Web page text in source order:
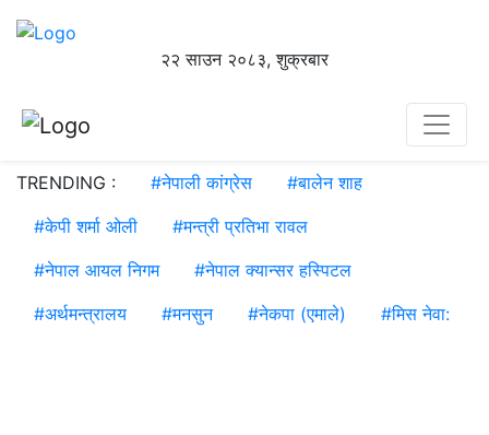
२२ साउन २०८३, शुक्रबार
TRENDING : #नेपाली कांग्रेस #बालेन शाह
#केपी शर्मा ओली #मन्त्री प्रतिभा रावल
#नेपाल आयल निगम #नेपाल क्यान्सर हस्पिटल
#अर्थमन्त्रालय #मनसुन #नेकपा (एमाले) #मिस नेवा: